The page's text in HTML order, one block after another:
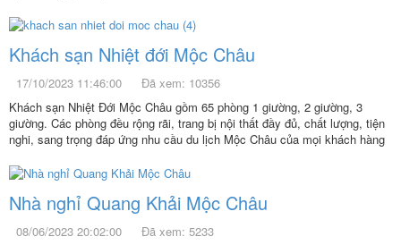
Khách sạn Nhiệt đới Mộc Châu
17/10/2023 11:46:00
Đã xem: 10356
Khách sạn Nhiệt Đới Mộc Châu gồm 65 phòng 1 giường, 2 giường, 3
giường. Các phòng đều rộng rãi, trang bị nội thất đầy đủ, chất lượng, tiện
nghi, sang trọng đáp ứng nhu cầu du lịch Mộc Châu của mọi khách hàng
Nhà nghỉ Quang Khải Mộc Châu
08/06/2023 20:02:00
Đã xem: 5233